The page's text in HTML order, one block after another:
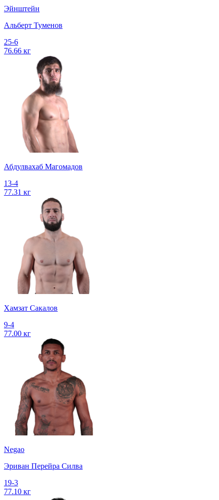
Эйнштейн
Альберт Туменов
25-6
76.66 кг
Абдулвахаб Магомадов
13-4
77.31 кг
Хамзат Сакалов
9-4
77.00 кг
Negao
Эриван Перейра Силва
19-3
77.10 кг